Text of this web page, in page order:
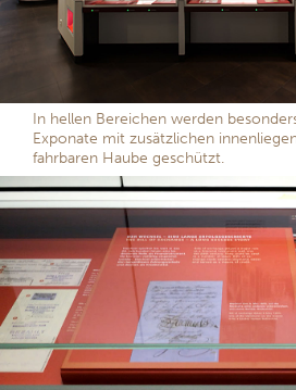
In hellen Bereichen werden
Exponate mit zusätzlichen
fahrbaren Haube geschützt.